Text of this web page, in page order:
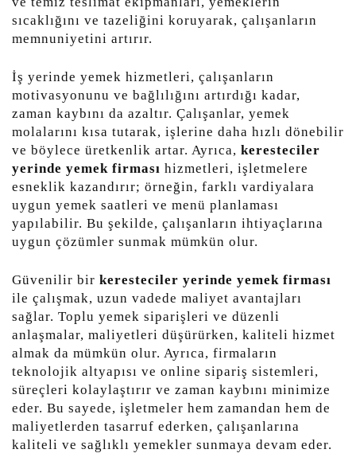
sıcaklığını ve tazeliğini koruyarak, çalışanların
memnuniyetini artırır.
İş yerinde yemek hizmetleri, çalışanların
motivasyonunu ve bağlılığını artırdığı kadar,
zaman kaybını da azaltır. Çalışanlar, yemek
molalarını kısa tutarak, işlerine daha hızlı dönebilir
ve böylece üretkenlik artar. Ayrıca, keresteciler
yerinde yemek firması hizmetleri, işletmelere
esneklik kazandırır; örneğin, farklı vardiyalara
uygun yemek saatleri ve menü planlaması
yapılabilir. Bu şekilde, çalışanların ihtiyaçlarına
uygun çözümler sunmak mümkün olur.
Güvenilir bir keresteciler yerinde yemek firması
ile çalışmak, uzun vadede maliyet avantajları
sağlar. Toplu yemek siparişleri ve düzenli
anlaşmalar, maliyetleri düşürürken, kaliteli hizmet
almak da mümkün olur. Ayrıca, firmaların
teknolojik altyapısı ve online sipariş sistemleri,
süreçleri kolaylaştırır ve zaman kaybını minimize
eder. Bu sayede, işletmeler hem zamandan hem de
maliyetlerden tasarruf ederken, çalışanlarına
kaliteli ve sağlıklı yemekler sunmaya devam eder.